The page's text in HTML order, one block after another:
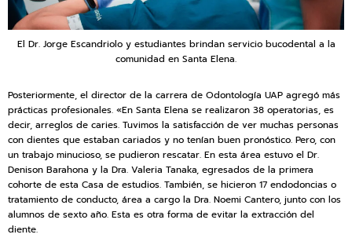
El Dr. Jorge Escandriolo y estudiantes brindan servicio bucodental a la
comunidad en Santa Elena.
Posteriormente, el director de la carrera de Odontología UAP agregó más
prácticas profesionales. «En Santa Elena se realizaron 38 operatorias, es
decir, arreglos de caries. Tuvimos la satisfacción de ver muchas personas
con dientes que estaban cariados y no tenían buen pronóstico. Pero, con
un trabajo minucioso, se pudieron rescatar. En esta área estuvo el Dr.
Denison Barahona y la Dra. Valeria Tanaka, egresados de la primera
cohorte de esta Casa de estudios. También, se hicieron 17 endodoncias o
tratamiento de conducto, área a cargo la Dra. Noemi Cantero, junto con los
alumnos de sexto año. Esta es otra forma de evitar la extracción del
diente.